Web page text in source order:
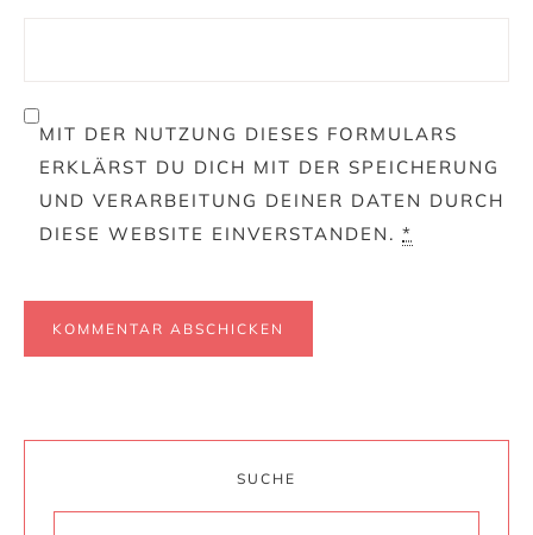
MIT DER NUTZUNG DIESES FORMULARS
ERKLÄRST DU DICH MIT DER SPEICHERUNG
UND VERARBEITUNG DEINER DATEN DURCH
DIESE WEBSITE EINVERSTANDEN. *
SUCHE